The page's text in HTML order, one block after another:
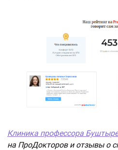
Клиника профессора
на ПроДокторов и отзывы о